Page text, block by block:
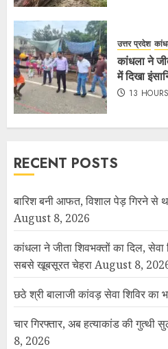
उत्तर प्रदेश
कांधला ने
में दिखा
13
RECENT POSTS
बारिश बनी आफत, विशाल पेड़ गिरने से
August 8, 2026
कांधला ने जीता शिवभक्तों का दिल, सेवा
सबसे खूबसूरत चेहराAugust 8,
छठे श्री बालाजी कांवड़ सेवा शिविर का
चार गिरफ्तार, अब हत्याकांड की गुत्थी
8, 2026